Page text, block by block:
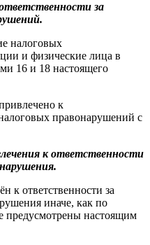
за
налоговых
и физические лица в
16 и 18 настоящего
к
правонарушений с
к ответственности
к ответственности за
иначе, как по
предусмотрены настоящим